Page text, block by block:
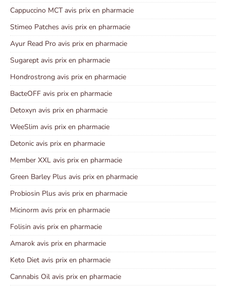
Cappuccino MCT avis prix en pharmacie
Stimeo Patches avis prix en pharmacie
Ayur Read Pro avis prix en pharmacie
Sugarept avis prix en pharmacie
Hondrostrong avis prix en pharmacie
BacteOFF avis prix en pharmacie
Detoxyn avis prix en pharmacie
WeeSlim avis prix en pharmacie
Detonic avis prix en pharmacie
Member XXL avis prix en pharmacie
Green Barley Plus avis prix en pharmacie
Probiosin Plus avis prix en pharmacie
Micinorm avis prix en pharmacie
Folisin avis prix en pharmacie
Amarok avis prix en pharmacie
Keto Diet avis prix en pharmacie
Cannabis Oil avis prix en pharmacie